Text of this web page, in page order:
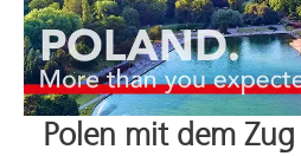
Polen mit dem